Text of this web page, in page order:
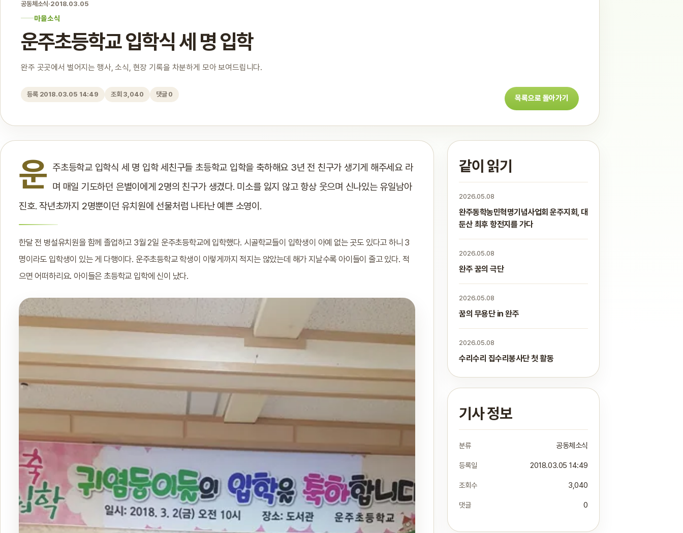
공동체소식·2018.03.05
마을소식
운주초등학교 입학식 세 명 입학
완주 곳곳에서 벌어지는 행사, 소식, 현장 기록을 차분하게 모아 보여드립니다.
등록 2018.03.05 14:49 조회 3,040 댓글 0 목록으로 돌아가기
운 주초등학교 입학식 세 명 입학 세친구들 초등학교 입학을 축하해요 3년 전 친구가 생기게 해주세요 라
며 매일 기도하던 은별이에게 2명의 친구가 생겼다. 미소를 잃지 않고 항상 웃으며 신나있는 유일남아
진호. 작년초까지 2명뿐이던 유치원에 선물처럼 나타난 예쁜 소영이.
한달 전 병설유치원을 함께 졸업하고 3월 2일 운주초등학교에 입학했다. 시골학교들이 입학생이 아예 없는 곳도 있다고 하니 3
명이라도 입학생이 있는 게 다행이다. 운주초등학교 학생이 이렇게까지 적지는 않았는데 해가 지날수록 아이들이 줄고 있다. 적
으면 어떠하리요. 아이들은 초등학교 입학에 신이 났다.
같이 읽기
2026.05.08
완주동학농민혁명기념사업회 운주지회, 대
둔산 최후 항전지를 가다
2026.05.08
완주 꿈의 극단
2026.05.08
꿈의 무용단 in 완주
2026.05.08
수리수리 집수리봉사단 첫 활동
기사 정보
분류 공동체소식
등록일 2018.03.05 14:49
조회수 3,040
댓글 0